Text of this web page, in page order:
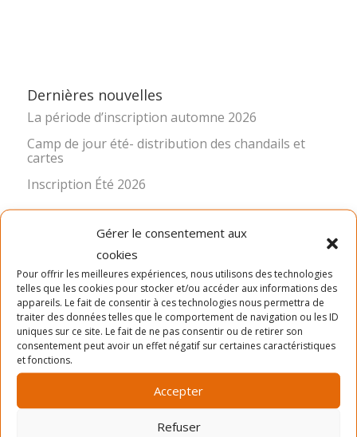
Gérer le consentement aux
cookies
Pour offrir les meilleures expériences, nous utilisons des technologies
telles que les cookies pour stocker et/ou accéder aux informations des
appareils. Le fait de consentir à ces technologies nous permettra de
traiter des données telles que le comportement de navigation ou les ID
uniques sur ce site. Le fait de ne pas consentir ou de retirer son
consentement peut avoir un effet négatif sur certaines caractéristiques
et fonctions.
Accepter
Refuser
Dernières nouvelles
La période d’inscription automne 2026
Camp de jour été- distribution des chandails et
cartes
Inscription Été 2026
LA MISSION
Ancré dans le quartier Rosemont depuis 1966, le Service
des Loisirs Angus-Bourbonnière contribue significative à
l’épanouissement et au bien-être de sa communauté en
offrant des activités physiques, sportives, culturelles,
sociocommunautaires et récréatives diversifiées,